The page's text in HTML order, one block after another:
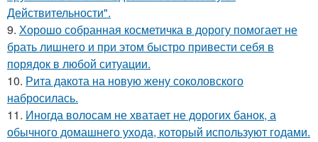
Действительности".
9. Хорошо собранная косметичка в дорогу помогает не
брать лишнего и при этом быстро привести себя в
порядок в любой ситуации.
10. Рита дакота на новую жену соколовского
набросилась.
11. Иногда волосам не хватает не дорогих банок, а
обычного домашнего ухода, который используют годами.